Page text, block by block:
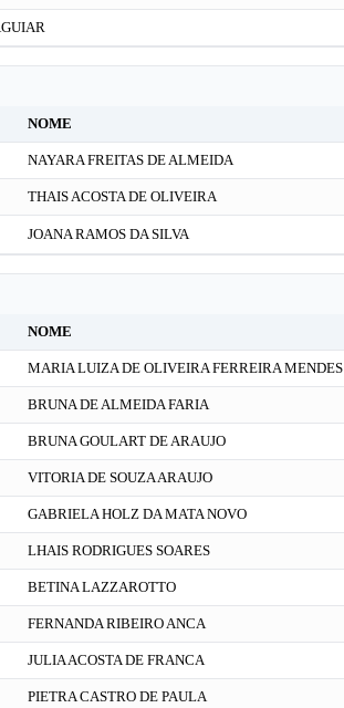
NOME
NAYARA FREITAS DE ALMEIDA
THAIS ACOSTA DE OLIVEIRA
JOANA RAMOS DA SILVA
NOME
MARIA LUIZA DE OLIVEIRA FERREIRA MENDES
BRUNA DE ALMEIDA FARIA
BRUNA GOULART DE ARAUJO
VITORIA DE SOUZA ARAUJO
GABRIELA HOLZ DA MATA NOVO
LHAIS RODRIGUES SOARES
BETINA LAZZAROTTO
FERNANDA RIBEIRO ANCA
JULIA ACOSTA DE FRANCA
PIETRA CASTRO DE PAULA